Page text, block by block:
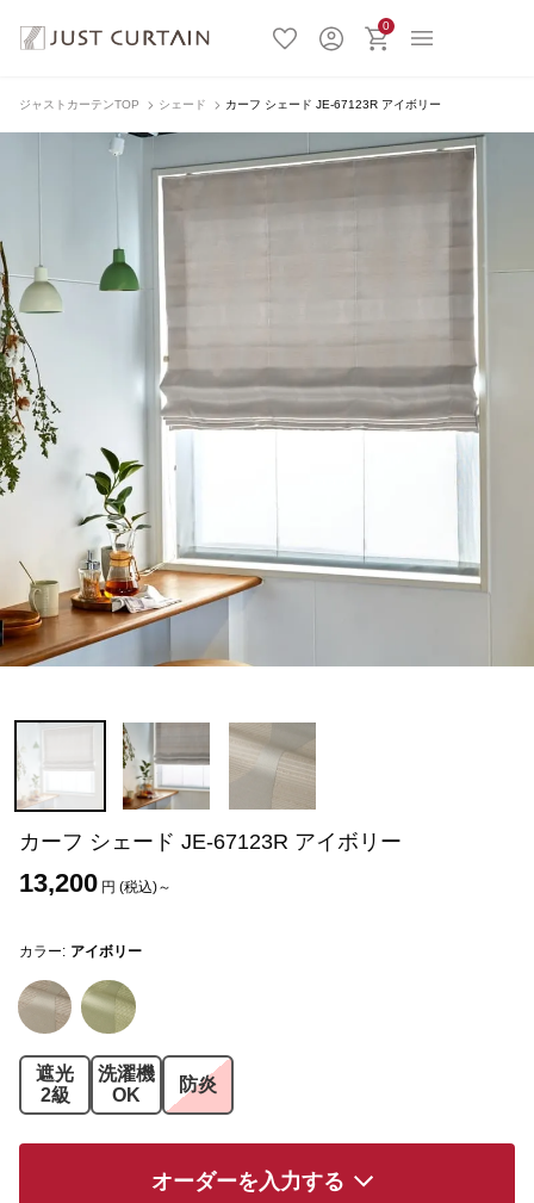
0
ジャストカーテンTOP シェード カーフ シェード JE-67123R アイボリー
カーフ シェード JE-67123R アイボリー
13,200 円 (税込)～
カラー: アイボリー
遮光
2級
洗濯機
OK
防炎
オーダーを入力する